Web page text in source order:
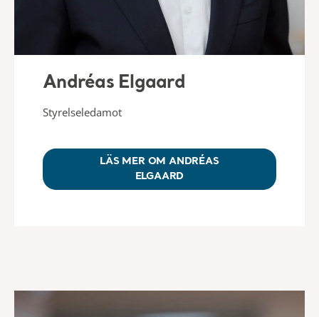
Andréas Elgaard
Styrelseledamot
LÄS MER OM ANDRÉAS
ELGAARD